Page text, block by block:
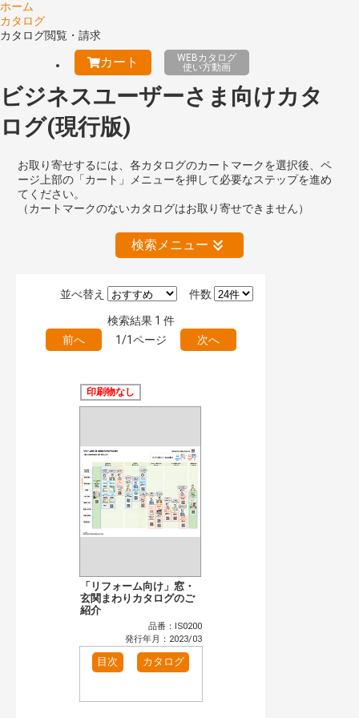
ホーム
カタログ
カタログ閲覧・請求
カート
WEBカタログ
使い方動画
ビジネスユーザーさま向けカタ
ログ(現行版)
お取り寄せするには、各カタログのカートマークを選択後、ペ
ージ上部の「カート」メニューを押して必要なステップを進め
てください。
（カートマークのないカタログはお取り寄せできません）
検索メニュー
絞り込みの解除
キーワード検索（あいまい）
おすすめハッシュタグ
まずはここから（4）
施工イメージ・アイデア集（1）
リフォームおすすめ（14）
省エネ住宅関連（3）
補助金・優遇制度を知る（2）
カタログ一覧＆使い方（1）
窓・シャッター（1）
インテリア建材（1）
エクステリア（1）
タイル建材（1）
水まわり（2）
水栓金具（1）
ビル・マンション・店舗（1）
各種施設用設備機器（1）
件数
並べ替え
検索結果 1 件
前へ
1/1ページ 次へ
印刷物なし
「リフォーム向け」窓・
玄関まわりカタログのご
紹介
品番：IS0200
発行年月：2023/03
目次 カタログ